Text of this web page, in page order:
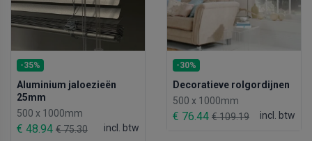
-35%
Aluminium jaloezieën
25mm
500 x 1000mm
€ 48.94 € 75.30 incl. btw
-30%
Decoratieve rolgordijnen
500 x 1000mm
€ 76.44 € 109.19 incl. btw